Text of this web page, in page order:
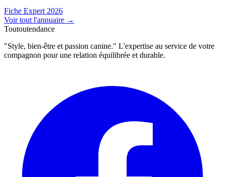
Fiche Expert 2026
Voir tout l'annuaire →
Toutoutendance
"Style, bien-être et passion canine." L'expertise au service de votre
compagnon pour une relation équilibrée et durable.